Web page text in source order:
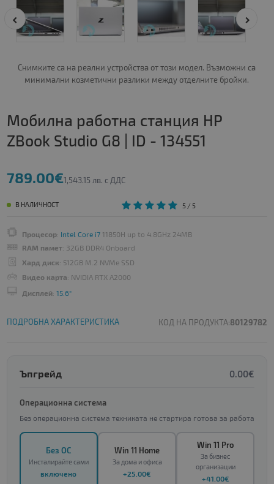
Снимките са на реални устройства от този модел. Възможни са
минимални козметични разлики между отделните бройки.
Мобилна работна станция HP
ZBook Studio G8 | ID - 134551
789.00€1,543.15 лв. с ДДС
В НАЛИЧНОСТ 5/ 5
Процесор: Intel Core i711850H up to 4.8GHz 24MB
RAM памет: 32GB DDR4 Onboard
Хард диск: 512GB M.2 NVMe SSD
Видео карта: NVIDIA RTX A2000
Дисплей: 15.6"
ПОДРОБНА ХАРАКТЕРИСТИКА КОД НА ПРОДУКТА:80129782
Ъпгрейд 0.00€
Операционна система
Без операционна система техниката не стартира готова за работа
Без ОС
Инсталирайте сами
включено
Win 11 Home
За дома и офиса
+25.00€
Win 11 Pro
За бизнес
организации
+41.00€